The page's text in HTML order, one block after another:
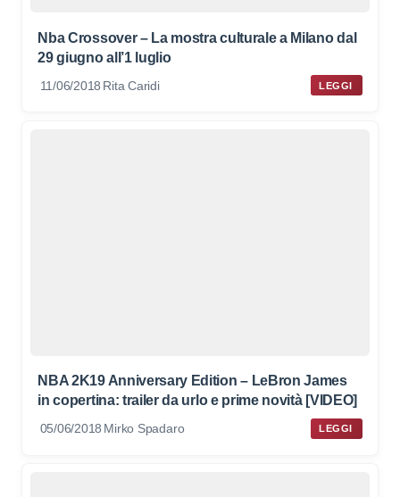
Nba Crossover – La mostra culturale a Milano dal
29 giugno all’1 luglio
11/06/2018 Rita Caridi LEGGI
NBA 2K19 Anniversary Edition – LeBron James
in copertina: trailer da urlo e prime novità [VIDEO]
05/06/2018 Mirko Spadaro LEGGI